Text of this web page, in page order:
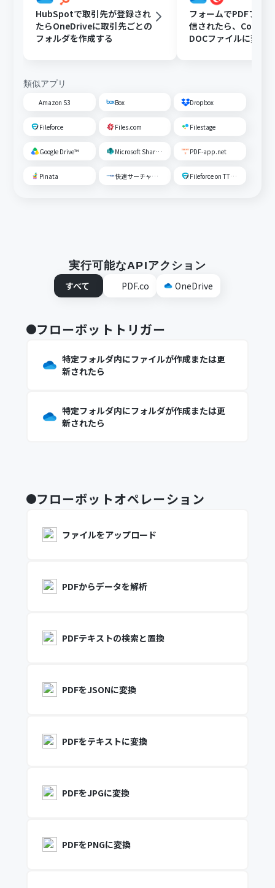
HubSpotで取引先が登録され
たらOneDriveに取引先ごとの
フォルダを作成する
フォームでPDFファ
信されたら、
DOCファイルに変換
類似アプリ
Amazon S3 Box Dropbox
Fileforce Files.com Filestage
Google Drive™ Microsoft SharePoint PDF-app.net
Pinata 快速サーチャーGX Fileforce on TTS Cloud
実行可能なAPIアクション
すべて
PDF.co OneDrive
フローボットトリガー
特定フォルダ内にファイルが作成または更
新されたら
特定フォルダ内にフォルダが作成または更
新されたら
フローボットオペレーション
ファイルをアップロード
PDFからデータを解析
PDFテキストの検索と置換
PDFをJSONに変換
PDFをテキストに変換
PDFをJPGに変換
PDFをPNGに変換